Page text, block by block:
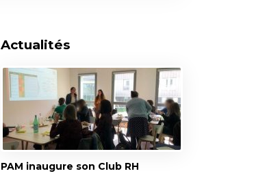
Actualités
PAM inaugure son Club RH